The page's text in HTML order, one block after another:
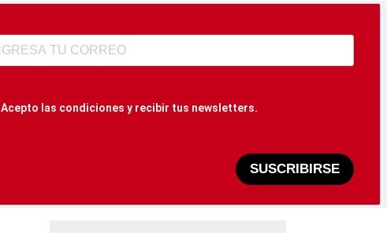
Acepto las condiciones y recibir tus newsletters.
SUSCRIBIRSE